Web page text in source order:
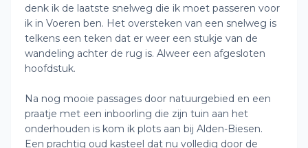
denk ik de laatste snelweg die ik moet passeren voor
ik in Voeren ben. Het oversteken van een snelweg is
telkens een teken dat er weer een stukje van de
wandeling achter de rug is. Alweer een afgesloten
hoofdstuk.
Na nog mooie passages door natuurgebied en een
praatje met een inboorling die zijn tuin aan het
onderhouden is kom ik plots aan bij Alden-Biesen.
Een prachtig oud kasteel dat nu volledig door de